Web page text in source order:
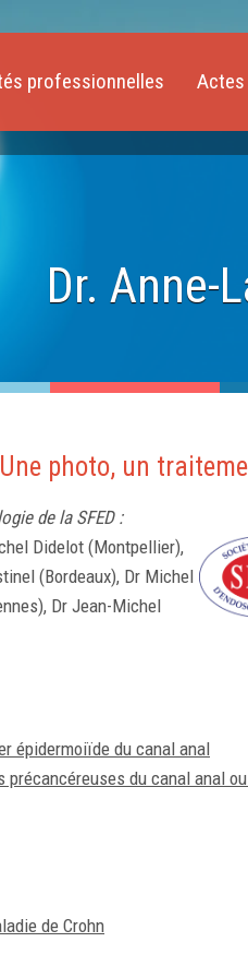
professionnelles
Dr. Anne-
photo, un
de la SFED :
Didelot (Montpellier),
(Bordeaux), Dr Michel
Dr Jean-Michel
épidermoiïde du canal anal
du canal anal
de Crohn